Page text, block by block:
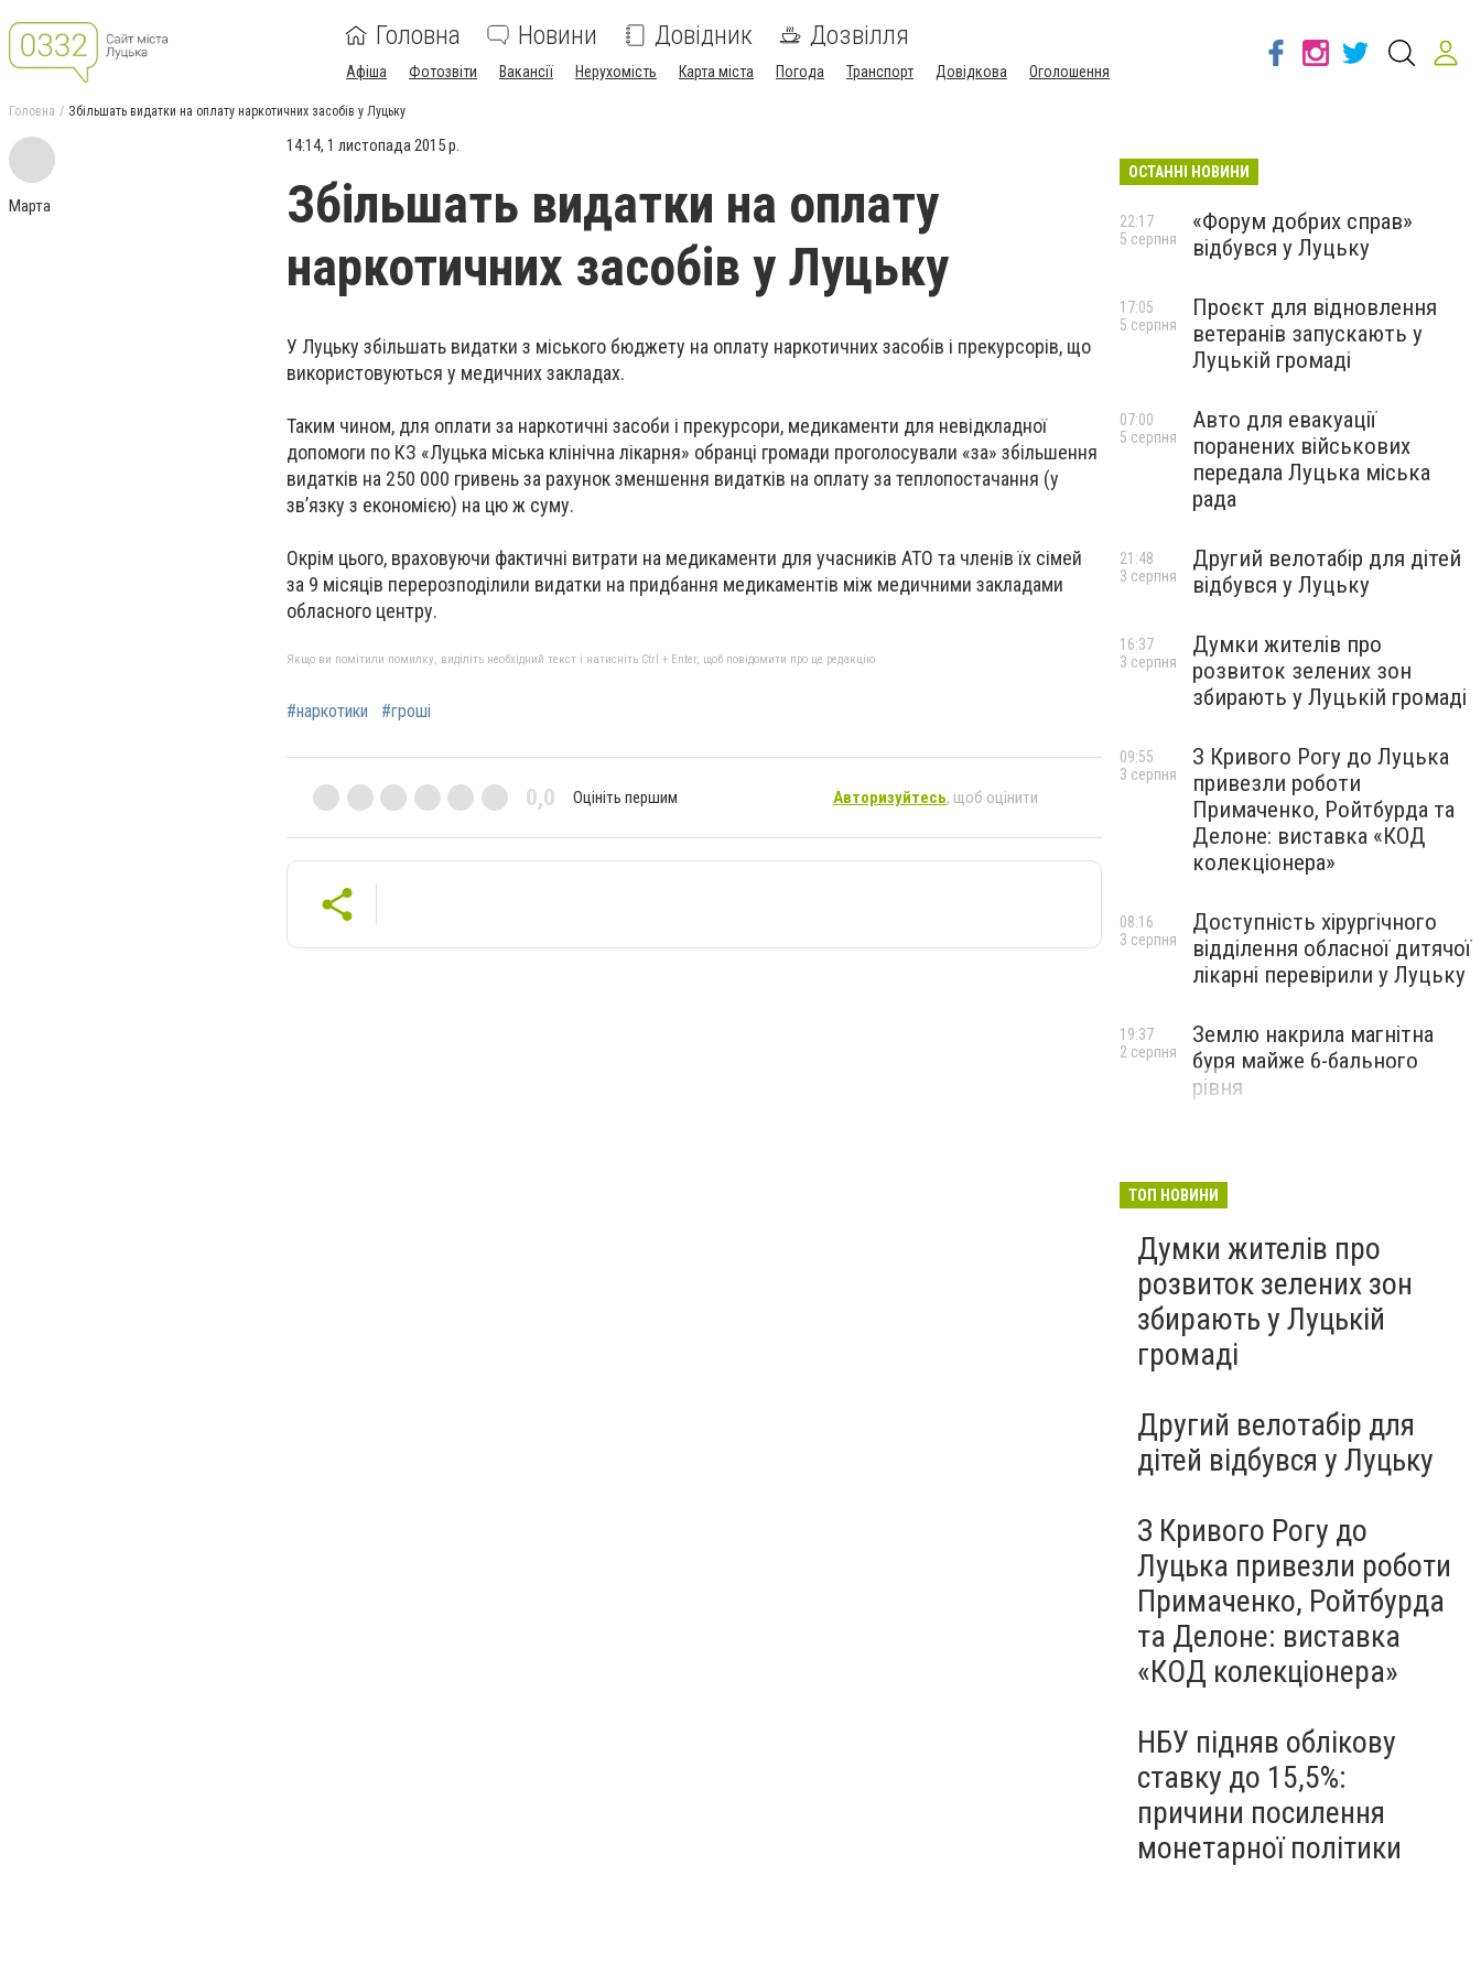
Головна Новини Довідник Дозвілля
Афіша Фотозвіти Вакансії Нерухомість Карта міста Погода Транспорт Довідкова Оголошення
Головна Збільшать видатки на оплату наркотичних засобів у Луцьку
Марта
14:14, 1 листопада 2015 р.
Збільшать видатки на оплату
наркотичних засобів у Луцьку
У Луцьку збільшать видатки з міського бюджету на оплату наркотичних засобів і прекурсорів, що
використовуються у медичних закладах.
Таким чином, для оплати за наркотичні засоби і прекурсори, медикаменти для невідкладної
допомоги по КЗ «Луцька міська клінічна лікарня» обранці громади проголосували «за» збільшення
видатків на 250 000 гривень за рахунок зменшення видатків на оплату за теплопостачання (у
зв’язку з економією) на цю ж суму.
Окрім цього, враховуючи фактичні витрати на медикаменти для учасників АТО та членів їх сімей
за 9 місяців перерозподілили видатки на придбання медикаментів між медичними закладами
обласного центру.
Якщо ви помітили помилку, виділіть необхідний текст і натисніть Ctrl + Enter, щоб повідомити про це редакцію
#наркотики #гроші
0,0 Оцініть першим Авторизуйтесь, щоб оцінити
ОСТАННІ НОВИНИ
«Форум добрих справ»
відбувся у Луцьку
22:17
5 серпня
Проєкт для відновлення
ветеранів запускають у
Луцькій громаді
17:05
5 серпня
Авто для евакуації
поранених військових
передала Луцька міська
рада
07:00
5 серпня
Другий велотабір для дітей
відбувся у Луцьку
21:48
3 серпня
Думки жителів про
розвиток зелених зон
збирають у Луцькій громаді
16:37
3 серпня
З Кривого Рогу до Луцька
привезли роботи
Примаченко, Ройтбурда та
Делоне: виставка «КОД
колекціонера»
09:55
3 серпня
Доступність хірургічного
відділення обласної дитячої
лікарні перевірили у Луцьку
08:16
3 серпня
Землю накрила магнітна
буря майже 6-бального
рівня
19:37
2 серпня
ТОП НОВИНИ
Думки жителів про
розвиток зелених зон
збирають у Луцькій
громаді
Другий велотабір для
дітей відбувся у Луцьку
З Кривого Рогу до
Луцька привезли роботи
Примаченко, Ройтбурда
та Делоне: виставка
«КОД колекціонера»
НБУ підняв облікову
ставку до 15,5%:
причини посилення
монетарної політики